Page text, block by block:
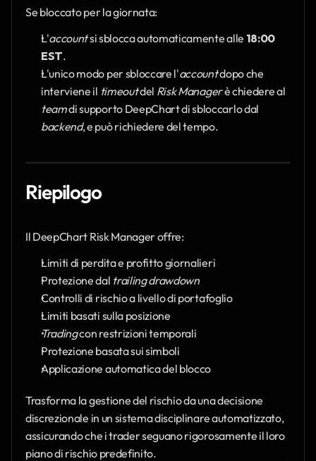
Se bloccato per la giornata:
L'account si sblocca automaticamente alle 18:00
EST.
L'unico modo per sbloccare l'account dopo che
interviene il timeout del Risk Manager
team
backend, e può richiedere del tempo.
Riepilogo
Il DeepChart Risk Manager offre:
Limiti di perdita e profitto giornalieri
Protezione dal trailing drawdown
Controlli di rischio a livello di portafoglio
Limiti basati sulla posizione
Trading con restrizioni temporali
Protezione basata sui simboli
Applicazione automatica del blocco
Trasforma la gestione del rischio da una decisione
discrezionale in un sistema disciplinare automatizzato,
assicurando che i trader seguano rigorosamente il loro
piano di rischio predefinito.